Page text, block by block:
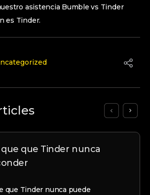
asistencia Bumble vs Tinder
es Tinder.
que que Tinder nunca
que Tinder nunca puede